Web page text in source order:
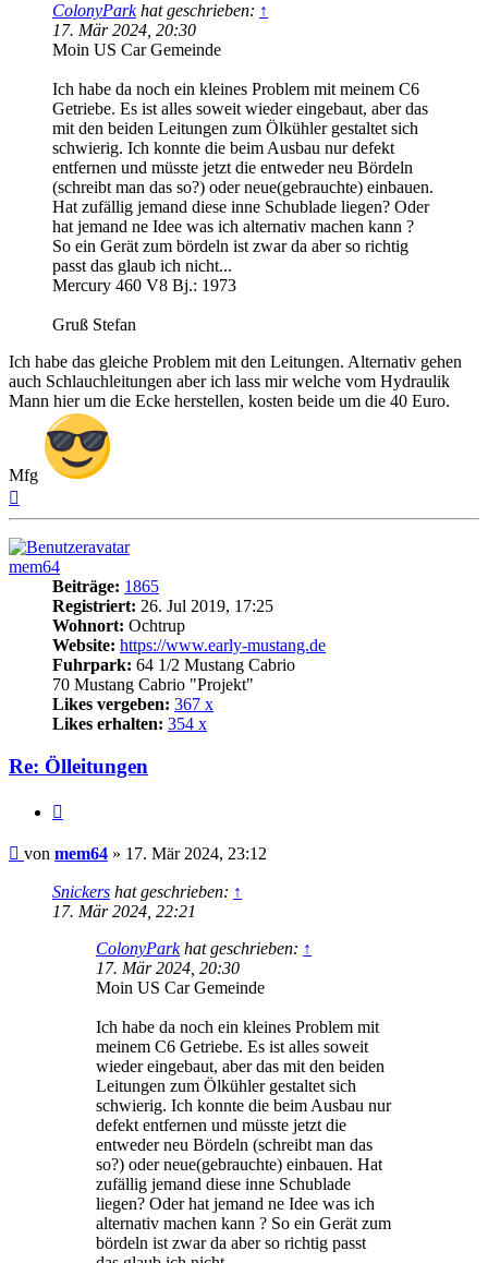
ColonyParkhat geschrieben: ↑
17. Mär 2024, 20:30
Moin US Car Gemeinde
Ich habe da noch ein kleines Problem mit meinem C6
Getriebe. Es ist alles soweit wieder eingebaut, aber das
mit den beiden Leitungen zum Ölkühler gestaltet sich
schwierig. Ich konnte die beim Ausbau nur defekt
entfernen und müsste jetzt die entweder neu Bördeln
(schreibt man das so?) oder neue(gebrauchte) einbauen.
Hat zufällig jemand diese inne Schublade liegen? Oder
hat jemand ne Idee was ich alternativ machen kann ?
So ein Gerät zum bördeln ist zwar da aber so richtig
passt das glaub ich nicht...
Mercury 460 V8 Bj.: 1973
Gruß Stefan
Ich habe das gleiche Problem mit den Leitungen. Alternativ gehen
auch Schlauchleitungen aber ich lass mir welche vom Hydraulik
Mann hier um die Ecke herstellen, kosten beide um die 40 Euro.
Mfg
oben
mem64
Beiträge: 1865
Registriert: 26. Jul 2019, 17:25
Wohnort: Ochtrup
Website: https://www.early-mustang.de
Fuhrpark: 64 1/2 Mustang Cabrio
70 Mustang Cabrio "Projekt"
Likes vergeben: 367 x
Likes erhalten: 354 x
Re: Ölleitungen
Beitrag
von mem64 » 17. Mär 2024, 23:12
Snickers hat geschrieben: ↑
17. Mär 2024, 22:21
ColonyParkhat geschrieben: ↑
17. Mär 2024, 20:30
Moin US Car Gemeinde
Ich habe da noch ein kleines Problem mit
meinem C6 Getriebe. Es ist alles soweit
wieder eingebaut, aber das mit den beiden
Leitungen zum Ölkühler gestaltet sich
schwierig. Ich konnte die beim Ausbau nur
defekt entfernen und müsste jetzt die
entweder neu Bördeln (schreibt man das
so?) oder neue(gebrauchte) einbauen. Hat
zufällig jemand diese inne Schublade
liegen? Oder hat jemand ne Idee was ich
alternativ machen kann ? So ein Gerät zum
bördeln ist zwar da aber so richtig passt